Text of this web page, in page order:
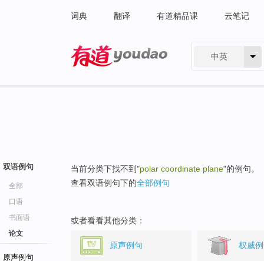
词典 翻译 有道精品课 云笔记
中英
双语例句
全部
口语
书面语
论文
原声例句
当前分类下找不到"polar coordinate plane"的例句。
查看双语例句下的全部例句
或者看看其他分类：
原声例句 权威